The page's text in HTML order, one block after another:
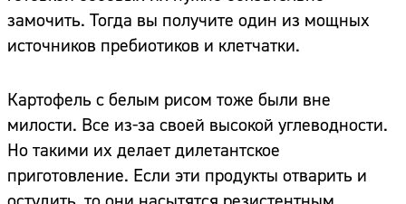
замочить. Тогда вы получите один из мощных
источников пребиотиков и клетчатки.
Картофель с белым рисом тоже были вне
милости. Все из-за своей высокой углеводности.
Но такими их делает дилетантское
приготовление. Если эти продукты отварить и